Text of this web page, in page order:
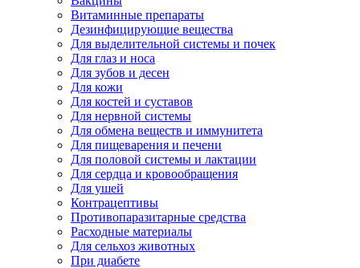
Витаминные препараты
Дезинфицирующие вещества
Для выделительной системы и почек
Для глаз и носа
Для зубов и десен
Для кожи
Для костей и суставов
Для нервной системы
Для обмена веществ и иммунитета
Для пищеварения и печени
Для половой системы и лактации
Для сердца и кровообращения
Для ушей
Контрацептивы
Противопаразитарные средства
Расходные материалы
Для сельхоз животных
При диабете